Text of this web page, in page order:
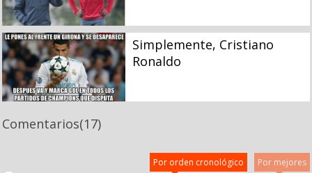
Simplemente, Cristiano
Ronaldo
Comentarios(17)
Por mejores
Por orden cronológico